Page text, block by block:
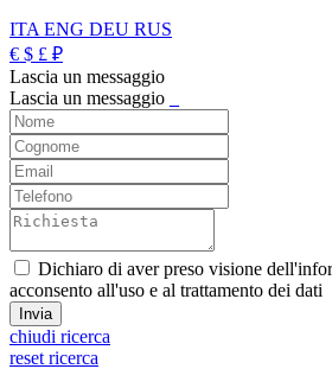
ITA ENG DEU RUS
€ $ £ ₽
Lascia un messaggio
Lascia un messaggio
Dichiaro di aver preso visione
acconsento all'uso e al trattamento dei dati
chiudi ricerca
reset ricerca